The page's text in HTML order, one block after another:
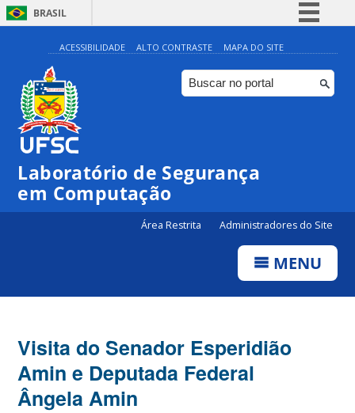
BRASIL
Simplifique!
Comunica BR
Participe
Canais
ACESSIBILIDADE ALTO CONTRASTE MAPA DO SITE
Laboratório de Segurança
em Computação
Área Restrita Administradores do Site
MENU
Visita do Senador Esperidião
Amin e Deputada Federal
Ângela Amin